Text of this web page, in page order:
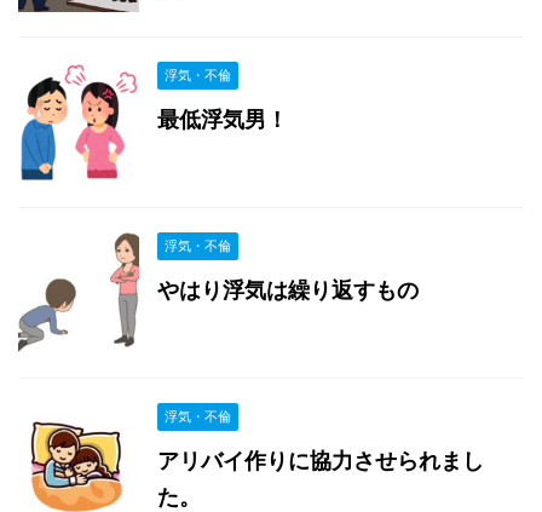
浮気・不倫
最低浮気男！
浮気・不倫
やはり浮気は繰り返すもの
浮気・不倫
アリバイ作りに協力させられまし
た。